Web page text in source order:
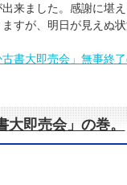
来ました。感謝に堪
すが、明日が見えぬ状
古書大即売会」無事終
大即売会」の巻。